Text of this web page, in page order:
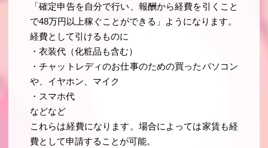
「確定申告を自分で行い、報酬から経費を引くこと
で48万円以上稼ぐことができる」ようになります。
経費として引けるものに
・衣装代（化粧品も含む）
・チャットレディのお仕事のための買ったパソコン
や、イヤホン、マイク
・スマホ代
などなど
これらは経費になります。場合によっては家賃も経
費として申請することが可能。